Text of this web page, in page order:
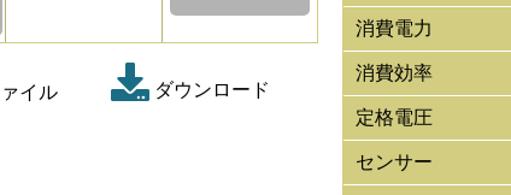
イル ダウンロード
消費電力
消費効率
定格電圧
センサー